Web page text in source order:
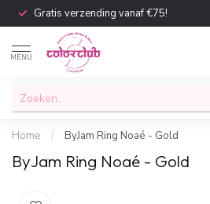
Gratis verzending vanaf €75!
MENU
Home / ByJam Ring Noaé - Gold
ByJam Ring Noaé - Gold